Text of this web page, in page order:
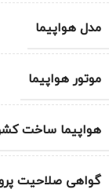
مدل هواپیما
موتور هواپیما
هواپیما ساخت
گواهی صلاحیت